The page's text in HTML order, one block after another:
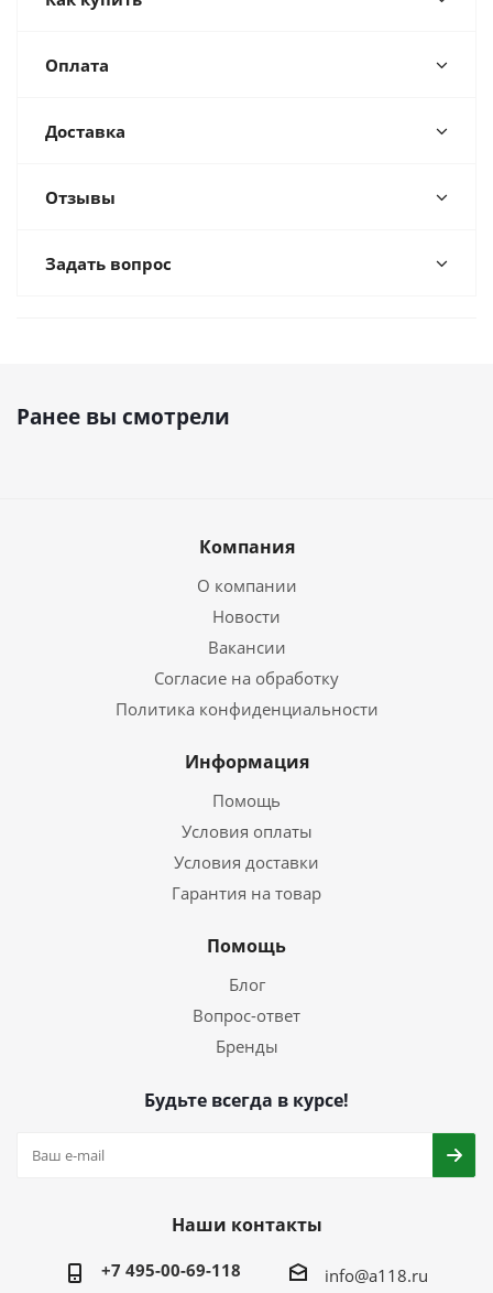
Оплата
Доставка
Отзывы
Задать вопрос
Ранее вы смотрели
Компания
О компании
Новости
Вакансии
Согласие на обработку
Политика конфиденциальности
Информация
Помощь
Условия оплаты
Условия доставки
Гарантия на товар
Помощь
Блог
Вопрос-ответ
Бренды
Будьте всегда в курсе!
Наши контакты
+7 495-00-69-118 info@a118.ru